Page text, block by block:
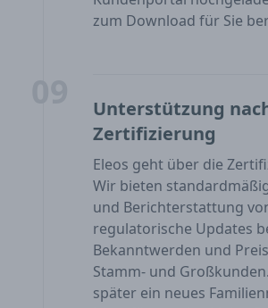
zum Download für Sie
Unterstützung
Zertifizierung
Eleos geht über die
Wir bieten
und Berichterstattung
regulatorische Updates
Bekanntwerden und
Stamm- und
später ein neues